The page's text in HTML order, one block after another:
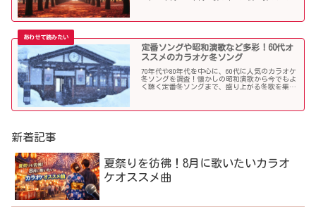
定番ソングや昭和演歌など多彩！60代オ
ススメのカラオケ冬ソング
70年代や80年代を中心に、60代に人気のカラオケ
冬ソングを調査！懐かしの昭和演歌から今でもよ
く聴く定番冬ソングまで、盛り上がる冬歌を集め
新着記事
夏祭りを彷彿！8月に歌いたいカラオ
ケオススメ曲